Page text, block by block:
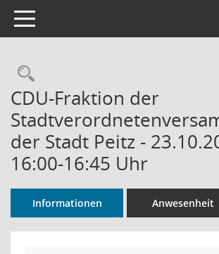
Toggle navigation
Rechercheauswahl
CDU-Fraktion der
der Stadt Peitz -
16:00-16:45 Uhr
Informationen Anwesenheit